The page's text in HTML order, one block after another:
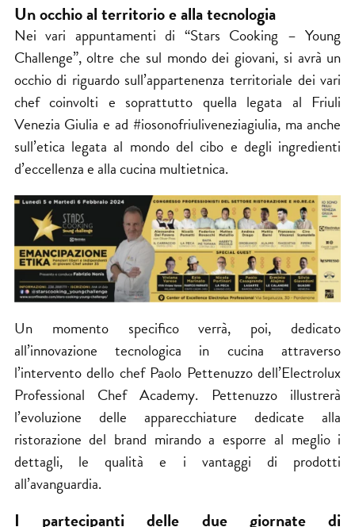
Un occhio al territorio e alla tecnologia
Nei vari appuntamenti di “Stars Cooking – Young
Challenge”, oltre che sul mondo dei giovani, si avrà un
occhio di riguardo sull’appartenenza territoriale dei vari
chef coinvolti e soprattutto quella legata al Friuli
Venezia Giulia e ad #iosonofriuliveneziagiulia, ma anche
sull’etica legata al mondo del cibo e degli ingredienti
d’eccellenza e alla cucina multietnica.
Un momento specifico verrà, poi, dedicato
all’innovazione tecnologica in cucina attraverso
l’intervento dello chef Paolo Pettenuzzo dell’Electrolux
Professional Chef Academy. Pettenuzzo illustrerà
l’evoluzione delle apparecchiature dedicate alla
ristorazione del brand mirando a esporre al meglio i
dettagli, le qualità e i vantaggi di prodotti
all’avanguardia.
I partecipanti delle due giornate di